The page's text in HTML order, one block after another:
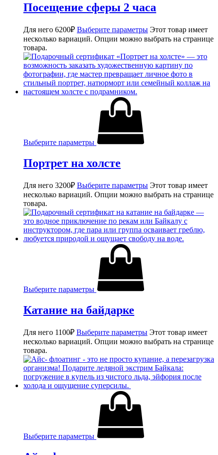
Посещение сферы 2 часа
Для него 6200₽ Выберите параметры Этот товар имеет
несколько вариаций. Опции можно выбрать на странице
товара.
Выберите параметры
Портрет на холсте
Для него 3200₽ Выберите параметры Этот товар имеет
несколько вариаций. Опции можно выбрать на странице
товара.
Выберите параметры
Катание на байдарке
Для него 1100₽ Выберите параметры Этот товар имеет
несколько вариаций. Опции можно выбрать на странице
товара.
Выберите параметры